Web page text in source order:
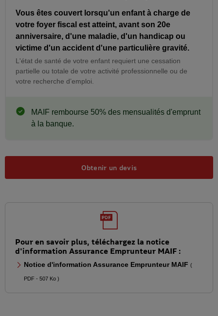
Vous êtes couvert lorsqu'un enfant à charge de
votre foyer fiscal est atteint, avant son 20e
anniversaire, d'une maladie, d'un handicap ou
victime d'un accident d'une particulière gravité.
L'état de santé de votre enfant requiert une cessation
partielle ou totale de votre activité professionnelle ou de
votre recherche d’emploi.
Information
MAIF rembourse 50% des mensualités d'emprunt
à la banque.
Obtenir un devis
Pour en savoir plus, téléchargez la notice
d'information Assurance Emprunteur MAIF :
Notice d'information Assurance Emprunteur MAIF (
PDF - 507 Ko )